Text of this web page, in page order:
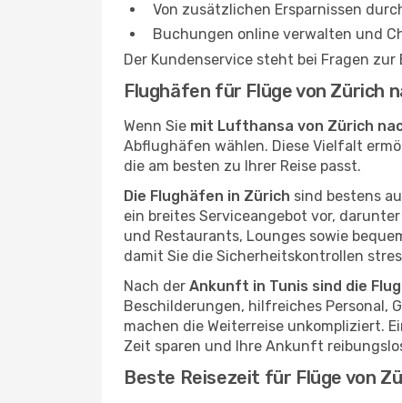
Von zusätzlichen Ersparnissen
Buchungen online verwalten und
Der Kundenservice steht bei Fragen
Flughäfen für Flüge von Zürich
Wenn Sie mit Lufthansa von Zürich
Abflughäfen wählen. Diese Vielfalt
die am besten zu Ihrer Reise passt.
Die Flughäfen in Zürich sind bestens
ein breites Serviceangebot vor,
und Restaurants, Lounges sowie
damit Sie die Sicherheitskontrollen
Nach der Ankunft in Tunis sind die
Beschilderungen, hilfreiches Personal,
machen die Weiterreise unkompliziert.
Zeit sparen und Ihre Ankunft
Beste Reisezeit für Flüge von